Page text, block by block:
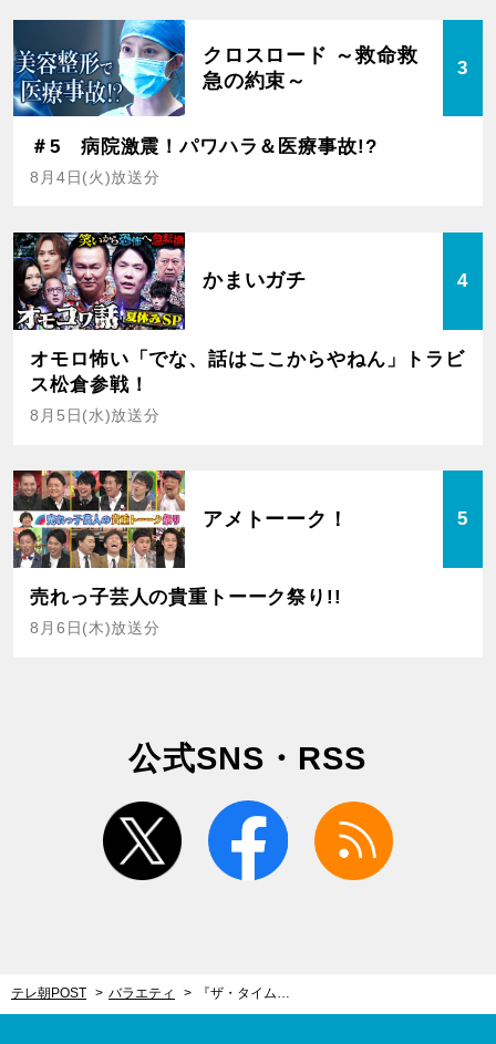
クロスロード ～救命救
急の約束～
3
＃5 病院激震！パワハラ＆医療事故!?
8月4日(火)放送分
かまいガチ 4
オモロ怖い「でな、話はここからやねん」トラビ
ス松倉参戦！
8月5日(水)放送分
アメトーーク！ 5
売れっ子芸人の貴重トーーク祭り!!
8月6日(木)放送分
公式SNS・RSS
twitter facebook
テレ朝POST バラエティ 『ザ・タイムショック』個人戦の開催決定！MC中山秀征「過去一番のハイレベルな戦い」